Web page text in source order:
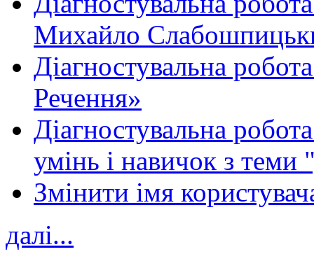
Михайло
Діагностувальна
Речення»
Діагностувальна
умінь і навичок з теми
Змінити імя
далі...